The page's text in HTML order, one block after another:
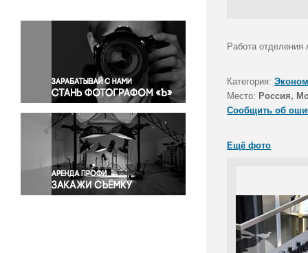
Окружающая среда
Политика
Правосудие
Происшествия и конфликты
Религия
Светская жизнь
Спорт
Экология
Экономика и бизнес
Работа
Категория:
Место: Россия,
Сообщить об
Ещё фото